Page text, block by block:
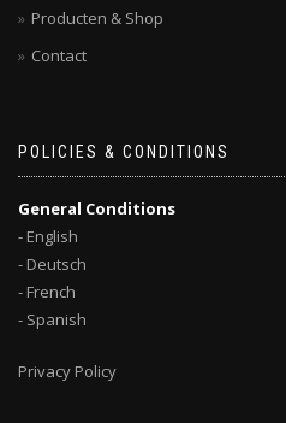
Producten & Shop
Contact
POLICIES & CONDITIONS
General Conditions
- English
- Deutsch
- French
- Spanish
Privacy Policy